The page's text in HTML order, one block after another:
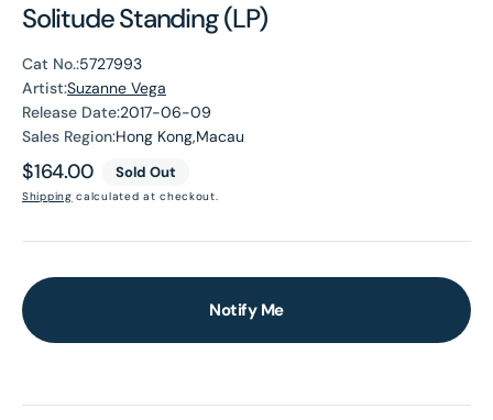
Solitude Standing (LP)
Cat No.:5727993
Artist:Suzanne Vega
Release Date:2017-06-09
Sales Region:Hong Kong,Macau
Regular
price
$164.00 Sold Out
Shipping calculated at checkout.
Notify Me